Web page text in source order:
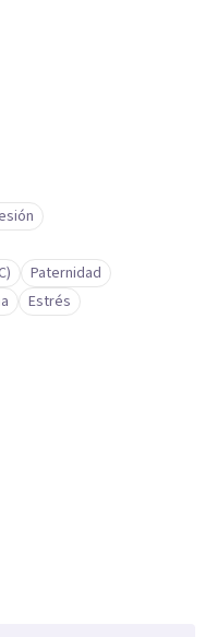
Paternidad
Estrés